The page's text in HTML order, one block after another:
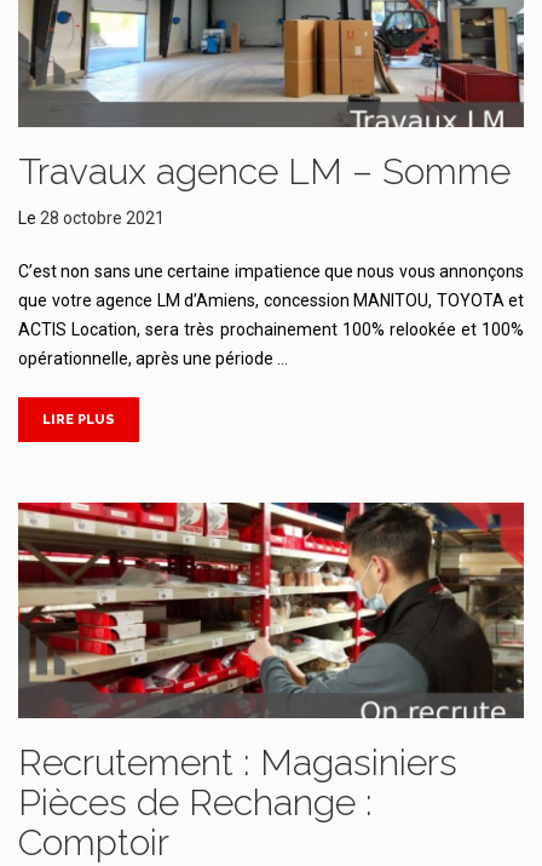
Travaux agence LM – Somme
Le 28 octobre 2021
C’est non sans une certaine impatience que nous vous annonçons
que votre agence LM d’Amiens, concession MANITOU, TOYOTA et
ACTIS Location, sera très prochainement 100% relookée et 100%
opérationnelle, après une période …
LIRE PLUS
Recrutement : Magasiniers
Pièces de Rechange :
Comptoir